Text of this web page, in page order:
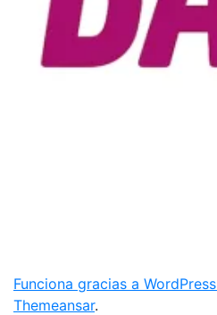
Funciona gracias a WordPress
Themeansar.